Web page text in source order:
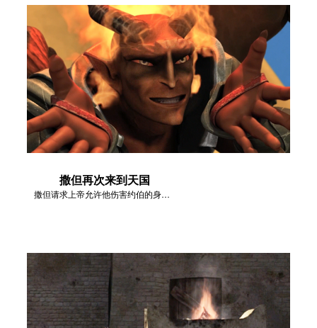
撒但再次来到天国
撒但请求上帝允许他伤害约伯的身体。